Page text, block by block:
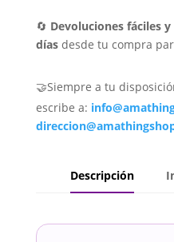
🔄 Devoluciones fáciles y
díasdesde tu compra
🤝Siempre a tu
escribe a:
Descripción